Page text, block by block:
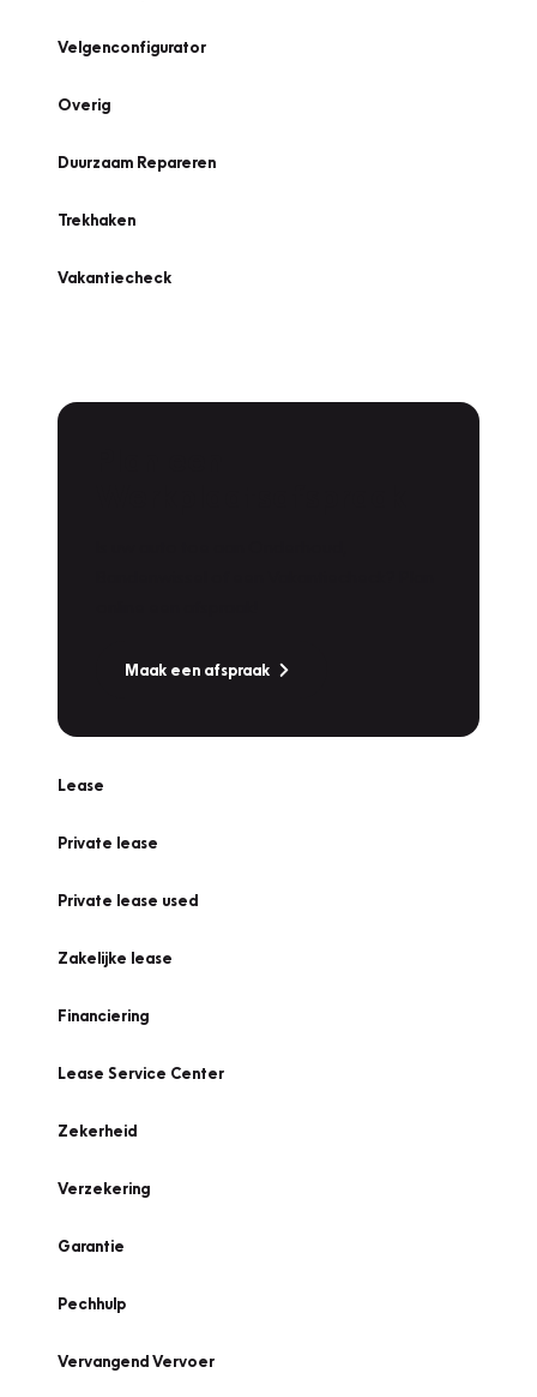
Velgenconfigurator
Overig
Duurzaam Repareren
Trekhaken
Vakantiecheck
Maak een afspraak
Lease
Private lease
Private lease used
Zakelijke lease
Financiering
Lease Service Center
Zekerheid
Verzekering
Garantie
Pechhulp
Vervangend Vervoer